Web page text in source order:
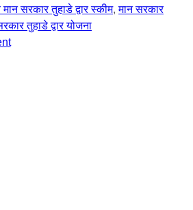
सरकार तुहाडे द्वार स्कीम,मान सरकार
तुहाडे द्वार योजना